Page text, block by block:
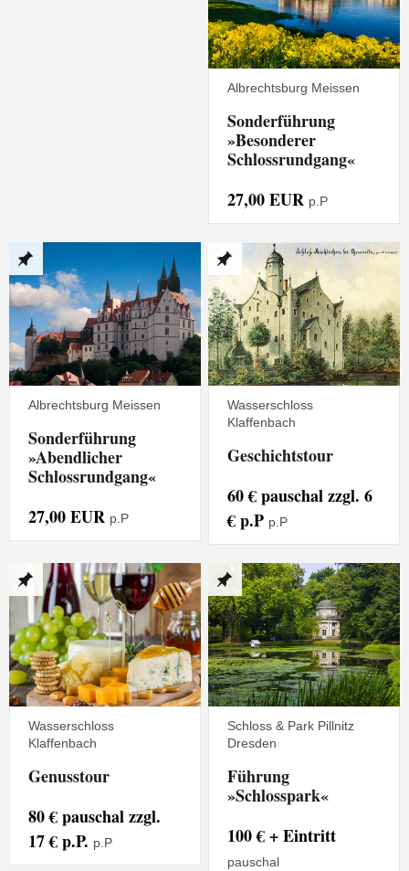
Albrechtsburg Meissen
Sonderführung
»Besonderer
Schlossrundgang«
27,00 EUR p.P
Albrechtsburg Meissen
Sonderführung
»Abendlicher
Schlossrundgang«
27,00 EUR p.P
Wasserschloss
Klaffenbach
Geschichtstour
60 € pauschal zzgl. 6
€ p.P p.P
Wasserschloss
Klaffenbach
Genusstour
80 € pauschal zzgl.
17 € p.P. p.P
Schloss & Park Pillnitz
Dresden
Führung
»Schlosspark«
100 € + Eintritt
pauschal